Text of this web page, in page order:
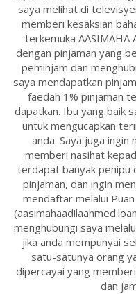
saya melihat di
memberi kesaksian
terkemuka AASIMAHA
dengan pinjaman yang
peminjam dan
saya mendapatkan
faedah 1% pinjaman
dapatkan. Ibu yang baik
untuk mengucapkan
anda. Saya juga ingin
memberi nasihat
terdapat banyak penipu
pinjaman, dan ingin
mendaftar melalui
menghubungi saya
jika anda mempunyai
satu-satunya orang
dipercayai yang
dan